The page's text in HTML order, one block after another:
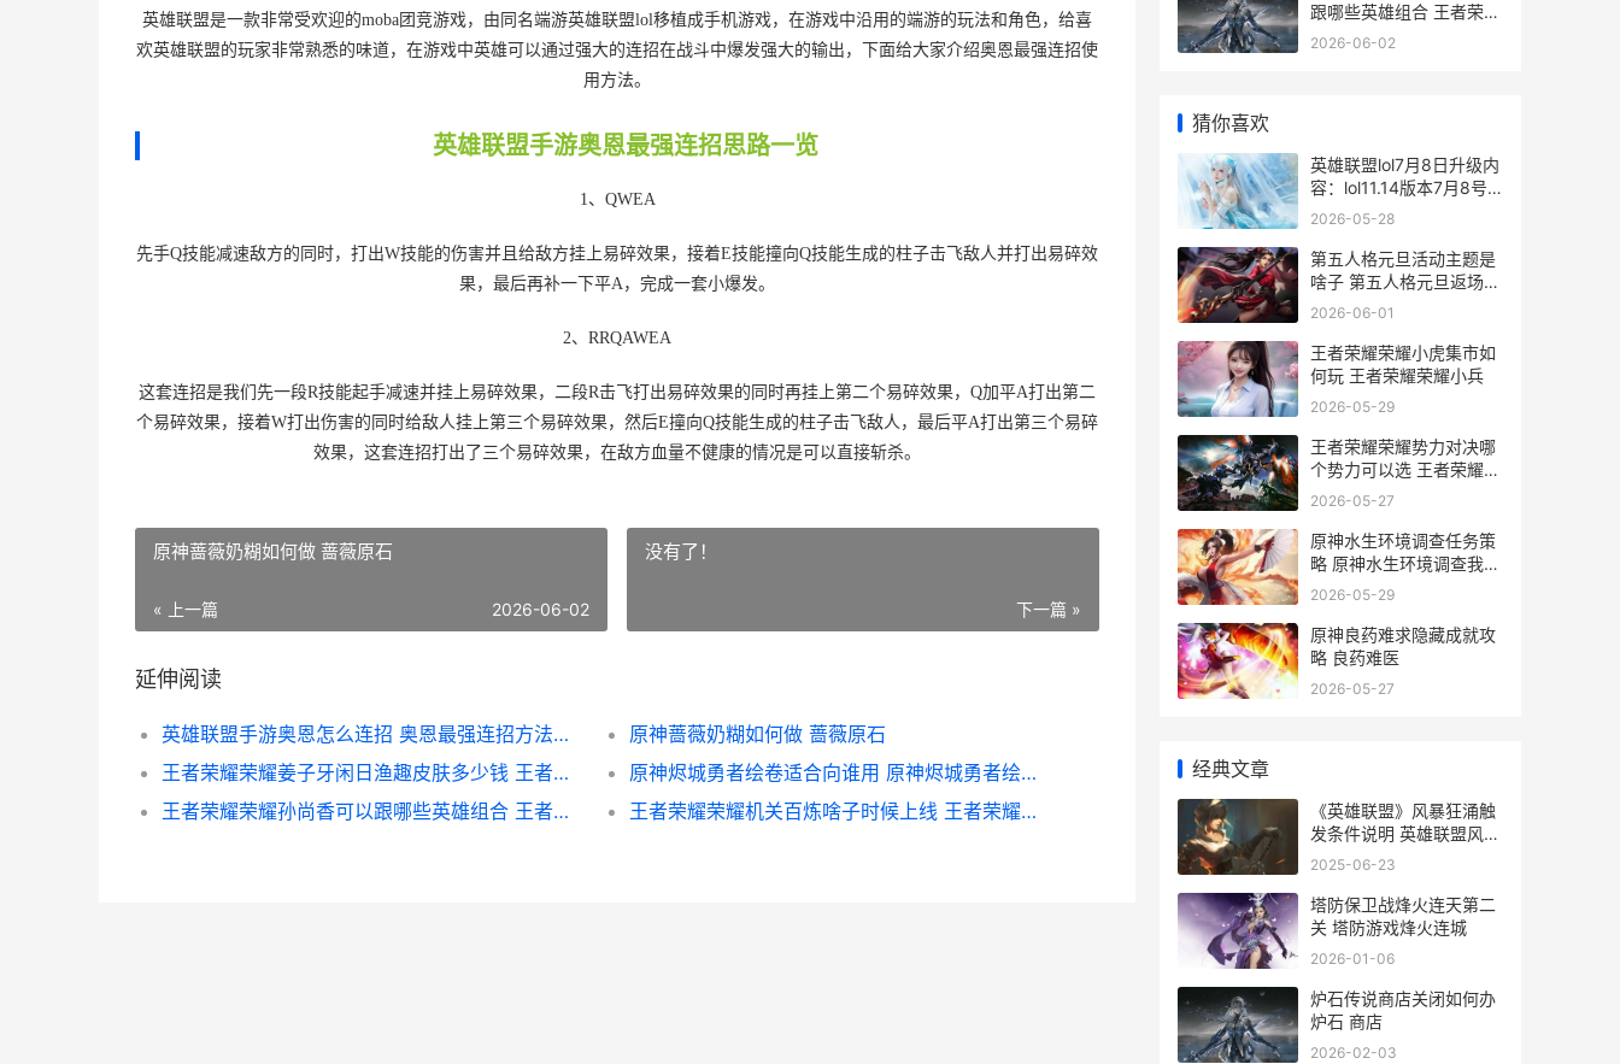
英雄联盟是一款非常受欢迎的moba团竞游戏，由同名端游英雄联盟lol移植成手机游戏，在游戏中沿用的端游的玩法和角色，给喜
欢英雄联盟的玩家非常熟悉的味道，在游戏中英雄可以通过强大的连招在战斗中爆发强大的输出，下面给大家介绍奥恩最强连招使
用方法。
英雄联盟手游奥恩最强连招思路一览
1、QWEA
先手Q技能减速敌方的同时，打出W技能的伤害并且给敌方挂上易碎效果，接着E技能撞向Q技能生成的柱子击飞敌人并打出易碎效
果，最后再补一下平A，完成一套小爆发。
2、RRQAWEA
这套连招是我们先一段R技能起手减速并挂上易碎效果，二段R击飞打出易碎效果的同时再挂上第二个易碎效果，Q加平A打出第二
个易碎效果，接着W打出伤害的同时给敌人挂上第三个易碎效果，然后E撞向Q技能生成的柱子击飞敌人，最后平A打出第三个易碎
效果，这套连招打出了三个易碎效果，在敌方血量不健康的情况是可以直接斩杀。
原神蔷薇奶糊如何做 蔷薇原石
« 上一篇 2026-06-02
没有了！
下一篇 »
延伸阅读
英雄联盟手游奥恩怎么连招 奥恩最强连招方法教程
原神蔷薇奶糊如何做 蔷薇原石
王者荣耀荣耀姜子牙闲日渔趣皮肤多少钱 王者荣耀姜涛
原神烬城勇者绘卷适合向谁用 原神烬城勇者绘卷哪个副本
王者荣耀荣耀孙尚香可以跟哪些英雄组合 王者荣耀荣耀孙策武器怎么折
王者荣耀荣耀机关百炼啥子时候上线 王者荣耀上荣耀机制
跟哪些英雄组合 王者荣耀
荣耀孙策武器怎么折
2026-06-02
猜你喜欢
英雄联盟lol7月8日升级内
容：lol11.14版本7月8号
升级到几点 英雄联盟7月
2026-05-28
第五人格元旦活动主题是
啥子 第五人格元旦返场皮
肤
2026-06-01
王者荣耀荣耀小虎集市如
何玩 王者荣耀荣耀小兵
2026-05-29
王者荣耀荣耀势力对决哪
个势力可以选 王者荣耀兵
势
2026-05-27
原神水生环境调查任务策
略 原神水生环境调查我钓
鱼完怎么没有奇怪的物件
2026-05-29
原神良药难求隐藏成就攻
略 良药难医
2026-05-27
经典文章
《英雄联盟》风暴狂涌触
发条件说明 英雄联盟风女
台词
2025-06-23
塔防保卫战烽火连天第二
关 塔防游戏烽火连城
2026-01-06
炉石传说商店关闭如何办
炉石 商店
2026-02-03